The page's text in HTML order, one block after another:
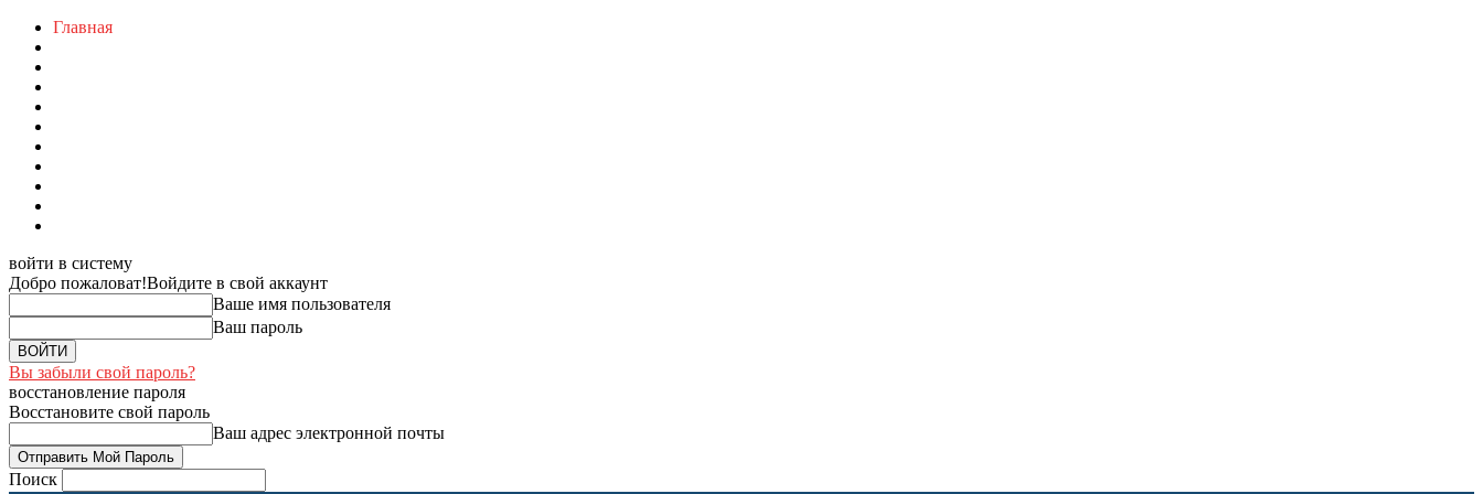
Главная
войти в систему
Добро пожаловат!Войдите в свой аккаунт
Ваше имя пользователя
Ваш пароль
Вы забыли свой пароль?
восстановление пароля
Восстановите свой пароль
Ваш адрес электронной почты
Поиск